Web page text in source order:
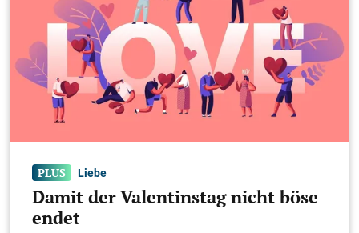
Liebe
Damit der Valentinstag nicht böse
endet